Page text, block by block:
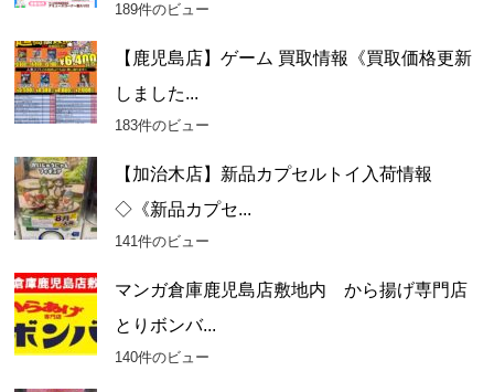
189件のビュー
【鹿児島店】ゲーム 買取情報《買取価格更新
しました...
183件のビュー
【加治木店】新品カプセルトイ入荷情報
◇《新品カプセ...
141件のビュー
マンガ倉庫鹿児島店敷地内 から揚げ専門店
とりボンバ...
140件のビュー